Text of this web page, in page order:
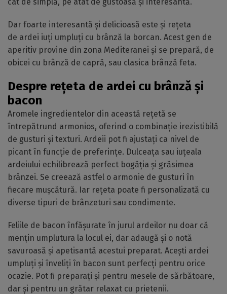
Dar foarte interesantă și delicioasă este și rețeta
de ardei iuți umpluți cu brânză la borcan. Acest gen de
aperitiv provine din zona Mediteranei și se prepară, de
obicei cu brânză de capră, sau clasica brânză feta.
Despre rețeta de ardei cu brânză și
bacon
Aromele ingredientelor din această rețetă se
întrepătrund armonios, oferind o combinație irezistibilă
de gusturi și texturi. Ardeii pot fi ajustați ca nivel de
picant în funcție de preferințe. Dulceața sau iuțeala
ardeiului echilibrează perfect bogăția și grăsimea
brânzei. Se creează astfel o armonie de gusturi în
fiecare mușcătură. Iar rețeta poate fi personalizată cu
diverse tipuri de brânzeturi sau condimente.
Feliile de bacon înfășurate în jurul ardeilor nu doar că
mențin umplutura la locul ei, dar adaugă și o notă
savuroasă și apetisantă acestui preparat. Acești ardei
umpluți și înveliți în bacon sunt perfecți pentru orice
ocazie. Pot fi preparați și pentru mesele de sărbătoare,
dar și pentru un grătar relaxat cu prietenii.